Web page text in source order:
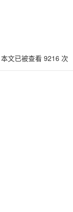
本文已被查看 9216 次